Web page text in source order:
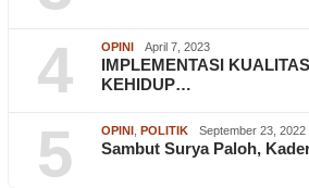
4 OPINI April 7, 2023
IMPLEMENTASI
KEHIDUP…
5 OPINI POLITIK September 23, 2022
Sambut Surya Paloh,